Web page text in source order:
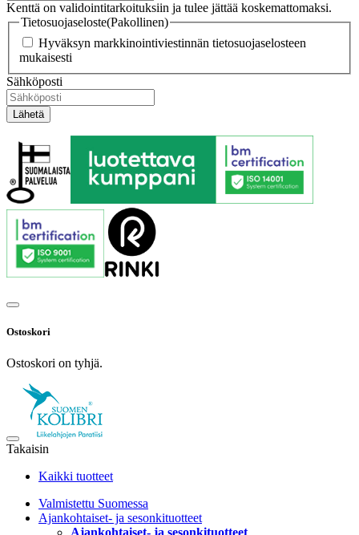
Kenttä on validointitarkoituksiin ja tulee jättää koskemattomaksi.
Tietosuojaseloste(Pakollinen)
Hyväksyn markkinointiviestinnän tietosuojaselosteen
mukaisesti
Sähköposti
Ostoskori
Ostoskori on tyhjä.
Takaisin
Kaikki tuotteet
Valmistettu Suomessa
Ajankohtaiset- ja sesonkituotteet
Ajankohtaiset- ja sesonkituotteet